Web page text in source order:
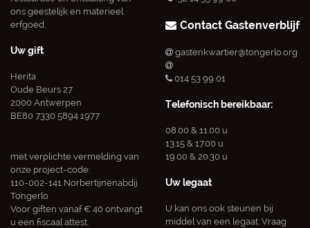
ons geestelijk en materieel
erfgoed.
Uw gift
Herita
Oude Beurs 27
2000 Antwerpen
BE80 7330 5894 1977
met verplichte vermelding van
onze project-code:
110-002-141 Norbertijnenabdij
Tongerlo
Voor giften vanaf € 40 ontvangt
u een fiscaal attest.
Contact Gastenverblijf
gastenkwartier@tongerlo.org
014 53 99 01
Telefonisch bereikbaar:
08.00 & 11.00 u
13.15 & 17.00 u
19.00 & 20.30 u
Uw legaat
U kan ons ook steunen bij
middel van een legaat. Vraag